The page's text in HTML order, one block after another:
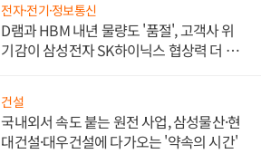
전자·전기·정보통신
D램과 HBM 내년 물량도 '품절', 고객사 위
기감이 삼성전자 SK하이닉스 협상력 더 키
건설
국내외서 속도 붙는 원전 사업, 삼성물산·현
대건설·대우건설에 다가오는 '약속의 시간'